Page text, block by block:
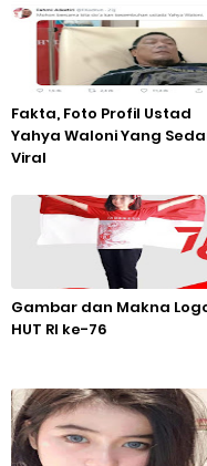
Fakta, Foto Profil Ustad
Yahya Waloni Yang
Viral
Gambar dan Makna
HUT RI ke-76